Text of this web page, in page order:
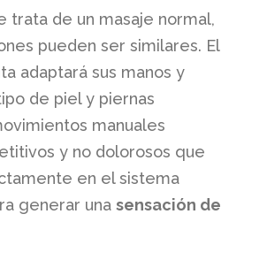
trata de un masaje normal,
pueden ser similares. El
adaptará sus manos y
de piel y piernas
manuales
y no dolorosos que
en el sistema
generar una sensación de